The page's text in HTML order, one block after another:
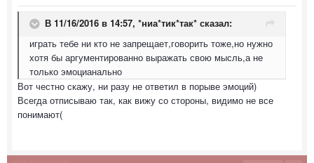
В 11/16/2016 в 14:57, *ниа*тик*так* сказал:
играть тебе ни кто не запрещает,говорить тоже,но нужно
хотя бы аргументированно выражать свою мысль,а не
только эмоцианально
Вот честно скажу, ни разу не ответил в порыве эмоций)
Всегда отписываю так, как вижу со стороны, видимо не все
понимают(